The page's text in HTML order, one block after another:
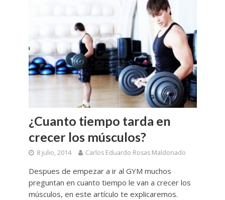
¿Cuanto tiempo tarda en
crecer los músculos?
8 julio, 2014 Carlos Eduardo Rosas Maldonado
Despues de empezar a ir al GYM muchos
preguntan en cuanto tiempo le van a crecer los
músculos, en este artículo te explicaremos.